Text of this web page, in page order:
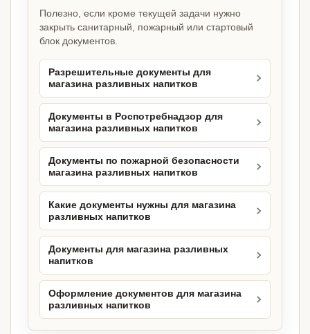
Полезно, если кроме текущей задачи нужно
закрыть санитарный, пожарный или стартовый
блок документов.
Разрешительные документы для
магазина разливных напитков
Документы в Роспотребнадзор для
магазина разливных напитков
Документы по пожарной безопасности
магазина разливных напитков
Какие документы нужны для магазина
разливных напитков
Документы для магазина разливных
напитков
Оформление документов для магазина
разливных напитков